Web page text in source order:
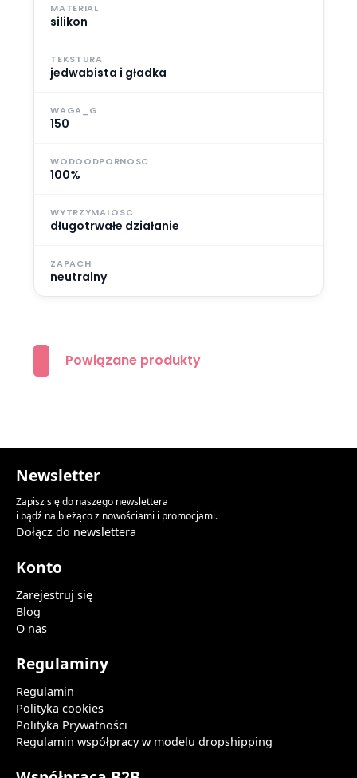
MATERIAL
silikon
TEKSTURA
jedwabista i gładka
WAGA_G
150
WODOODPORNOSC
100%
WYTRZYMALOSC
długotrwałe działanie
ZAPACH
neutralny
Powiązane produkty
Newsletter
Zapisz się do naszego newslettera
i bądź na bieżąco z nowościami i promocjami.
Dołącz do newslettera
Konto
Zarejestruj się
Blog
O nas
Regulaminy
Regulamin
Polityka cookies
Polityka Prywatności
Regulamin współpracy w modelu dropshipping